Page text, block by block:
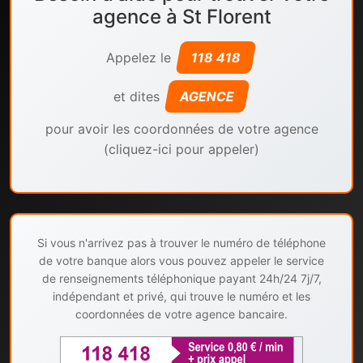
agence à St Florent
Appelez le 118 418
et dites AGENCE
pour avoir les coordonnées de votre agence
(cliquez-ici pour appeler)
Si vous n'arrivez pas à trouver le numéro de téléphone
de votre banque alors vous pouvez appeler le service
de renseignements téléphonique payant 24h/24 7j/7,
indépendant et privé, qui trouve le numéro et les
coordonnées de votre agence bancaire.